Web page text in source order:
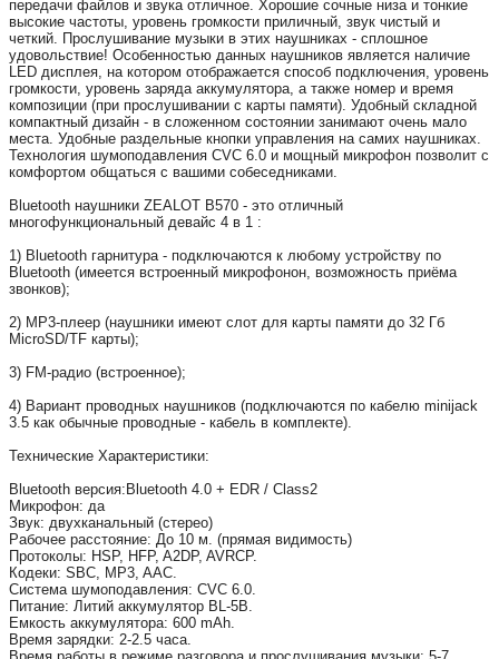
передачи файлов и звука отличное. Хорошие сочные низа и тонкие
высокие частоты, уровень громкости приличный, звук чистый и
четкий. Прослушивание музыки в этих наушниках - сплошное
удовольствие! Особенностью данных наушников является наличие
LED дисплея, на котором отображается способ подключения, уровень
громкости, уровень заряда аккумулятора, а также номер и время
композиции (при прослушивании с карты памяти). Удобный складной
компактный дизайн - в сложенном состоянии занимают очень мало
места. Удобные раздельные кнопки управления на самих наушниках.
Технология шумоподавления CVC 6.0 и мощный микрофон позволит с
комфортом общаться с вашими собеседниками.
Bluetooth наушники ZEALOT B570 - это отличный
многофункциональный девайс 4 в 1 :
1) Bluetooth гарнитура - подключаются к любому устройству по
Bluetooth (имеется встроенный микрофонон, возможность приёма
звонков);
2) MP3-плеер (наушники имеют слот для карты памяти до 32 Гб
MicroSD/TF карты);
3) FM-радио (встроенное);
4) Вариант проводных наушников (подключаются по кабелю minijack
3.5 как обычные проводные - кабель в комплекте).
Технические Характеристики:
Вluetooth версия:Вluetooth 4.0 + EDR / Class2
Микрофон: да
Звук: двухканальный (стерео)
Рабочее расстояние: До 10 м. (прямая видимость)
Протоколы: HSP, HFP, A2DP, AVRCP.
Кодеки: SBC, MP3, AAC.
Система шумоподавления: CVC 6.0.
Питание: Литий аккумулятор BL-5B.
Емкость аккумулятора: 600 mAh.
Время зарядки: 2-2.5 часа.